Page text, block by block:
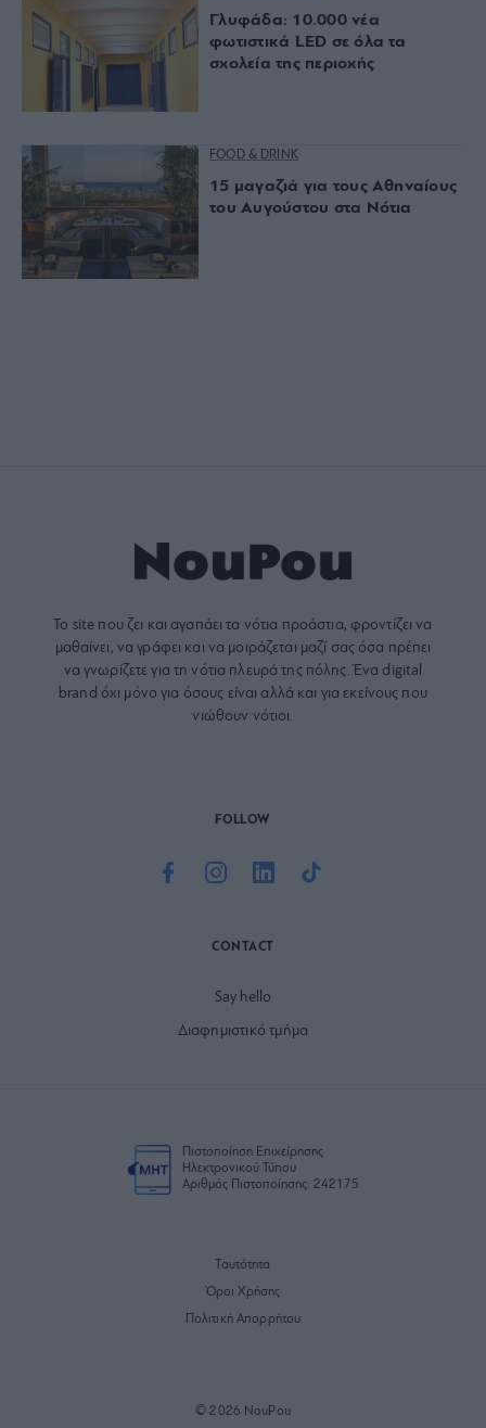
Γλυφάδα: 10.000 νέα
φωτιστικά LED σε όλα τα
σχολεία της περιοχής
FOOD & DRINK
15 μαγαζιά για τους Αθηναίους
του Αυγούστου στα Νότια
Το site που ζει και αγαπάει τα νότια προάστια, φροντίζει να
μαθαίνει, να γράφει και να μοιράζεται μαζί σας όσα πρέπει
να γνωρίζετε για τη νότια πλευρά της πόλης. Ένα digital
brand όχι μόνο για όσους είναι αλλά και για εκείνους που
νιώθουν νότιοι.
FOLLOW
CONTACT
Say hello
Διαφημιστικό τμήμα
Πιστοποίηση Επιχείρησης
Ηλεκτρονικού Τύπου
Αριθμός Πιστοποίησης: 242175
Ταυτότητα
Όροι Χρήσης
Πολιτική Απορρήτου
© 2026 NouPou